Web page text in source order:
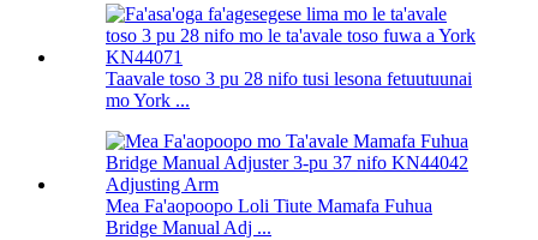
Taavale toso 3 pu 28 nifo tusi lesona fetuutuunai
mo York ...
Mea Fa'aopoopo Loli Tiute Mamafa Fuhua
Bridge Manual Adj ...